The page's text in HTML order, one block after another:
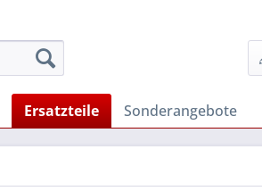
Ersatzteile Sonderangebote